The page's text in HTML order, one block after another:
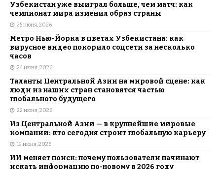
Узбекистан уже выиграл больше, чем матч: как
чемпионат мира изменил образ страны
25 июня, 2026
Метро Нью-Йорка в цветах Узбекистана: как
вирусное видео покорило соцсети за несколько
часов
24 июня, 2026
Таланты Центральной Азии на мировой сцене: как
люди из наших стран становятся частью
глобального будущего
22 июня, 2026
Из Центральной Азии — в крупнейшие мировые
компании: кто сегодня строит глобальную карьеру
19 июня, 2026
ИИ меняет поиск: почему пользователи начинают
искать информацию по-новому в 2026 году